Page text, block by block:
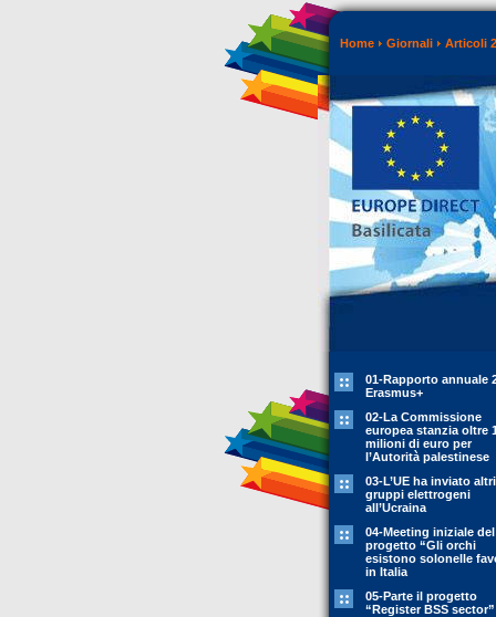
Home Giornali Articoli
01-Rapporto annuale
Erasmus+
02-La Commissione
europea stanzia oltre
milioni di euro per
l’Autorità palestinese
03-L’UE ha inviato
gruppi elettrogeni
all’Ucraina
04-Meeting iniziale del
progetto “Gli orchi
esistono solonelle
in Italia
05-Parte il progetto
“Register BSS sector”